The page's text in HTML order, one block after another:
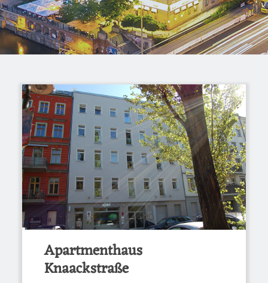
Apartmenthaus
Knaackstraße